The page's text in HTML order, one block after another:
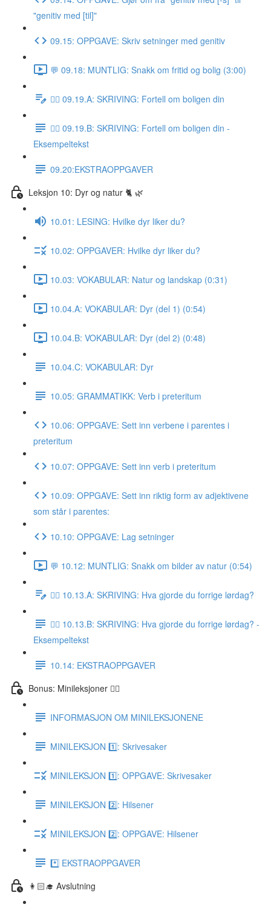
"genitiv med [til]"
09.15: OPPGAVE: Skriv setninger med genitiv
💬 09.18: MUNTLIG: Snakk om fritid og bolig (3:00)
✍🏼 09.19.A: SKRIVING: Fortell om boligen din
✍🏼 09.19.B: SKRIVING: Fortell om boligen din -
Eksempeltekst
09.20:EKSTRAOPPGAVER
Leksjon 10: Dyr og natur 🐈 🌿
10.01: LESING: Hvilke dyr liker du?
10.02: OPPGAVER: Hvilke dyr liker du?
10.03: VOKABULAR: Natur og landskap (0:31)
10.04.A: VOKABULAR: Dyr (del 1) (0:54)
10.04.B: VOKABULAR: Dyr (del 2) (0:48)
10.04.C: VOKABULAR: Dyr
10.05: GRAMMATIKK: Verb i preteritum
10.06: OPPGAVE: Sett inn verbene i parentes i
preteritum
10.07: OPPGAVE: Sett inn verb i preteritum
10.09: OPPGAVE: Sett inn riktig form av adjektivene
som står i parentes:
10.10: OPPGAVE: Lag setninger
💬 10.12: MUNTLIG: Snakk om bilder av natur (0:54)
✍🏼 10.13.A: SKRIVING: Hva gjorde du forrige lørdag?
✍🏼 10.13.B: SKRIVING: Hva gjorde du forrige lørdag? -
Eksempeltekst
10.14: EKSTRAOPPGAVER
Bonus: Minileksjoner 👌🏻
INFORMASJON OM MINILEKSJONENE
MINILEKSJON 1️⃣: Skrivesaker
MINILEKSJON 1️⃣: OPPGAVE: Skrivesaker
MINILEKSJON 2️⃣: Hilsener
MINILEKSJON 2️⃣: OPPGAVE: Hilsener
*️⃣ EKSTRAOPPGAVER
👩🏻‍🎓 Avslutning